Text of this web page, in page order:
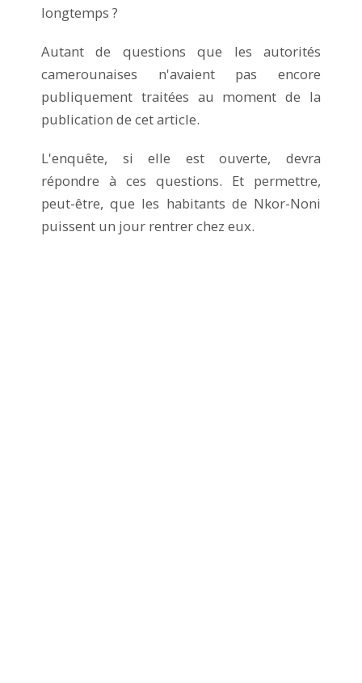
longtemps ?
Autant de questions que les autorités
camerounaises n'avaient pas encore
publiquement traitées au moment de la
publication de cet article.
L'enquête, si elle est ouverte, devra
répondre à ces questions. Et permettre,
peut-être, que les habitants de Nkor-Noni
puissent un jour rentrer chez eux.